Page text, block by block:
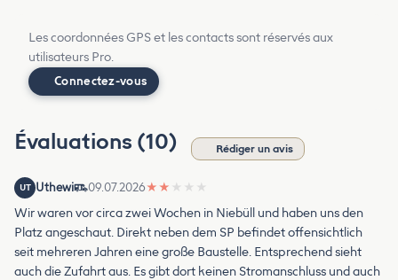
Les coordonnées GPS et les contacts sont réservés aux
utilisateurs Pro.
Connectez-vous
Évaluations (10) Rédiger un avis
UT Uthewi 09.07.2026★ ★ ★ ★ ★
Wir waren vor circa zwei Wochen in Niebüll und haben uns den
Platz angeschaut. Direkt neben dem SP befindet offensichtlich
seit mehreren Jahren eine große Baustelle. Entsprechend sieht
auch die Zufahrt aus. Es gibt dort keinen Stromanschluss und auch